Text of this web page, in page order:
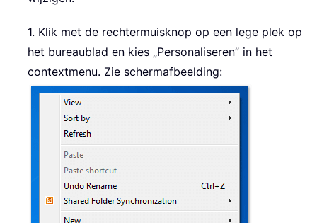
1. Klik met de rechtermuisknop op een lege plek op
het bureaublad en kies „Personaliseren” in het
contextmenu. Zie schermafbeelding: